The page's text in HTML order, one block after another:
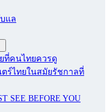
แล
ที่คนไทยควรดู
ร์ไทยในสมัยรัชกาลที่
SEE BEFORE YOU